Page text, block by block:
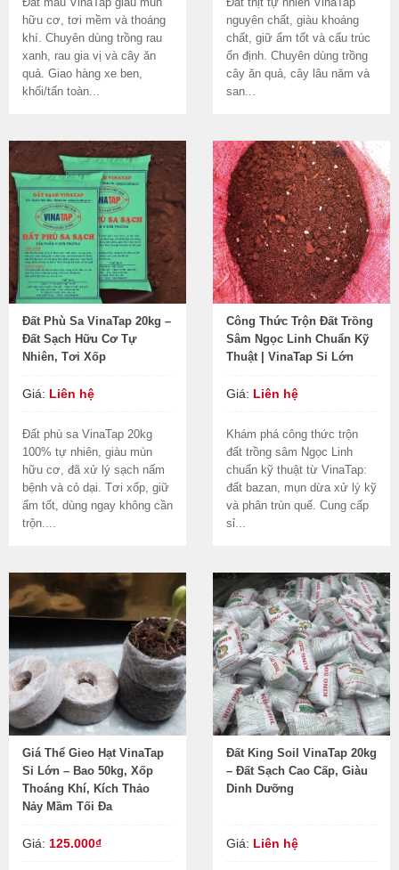
hữu cơ, tơi mềm và thoáng
khí. Chuyên dùng trồng rau
xanh, rau gia vị và cây ăn
quả. Giao hàng xe ben,
khối/tấn toàn...
nguyên chất, giàu khoáng
chất, giữ ẩm tốt và cấu trúc
ổn định. Chuyên dùng trồng
cây ăn quả, cây lâu năm và
san...
Đất Phù Sa VinaTap 20kg –
Đất Sạch Hữu Cơ Tự
Nhiên, Tơi Xốp
Giá: Liên hệ
Đất phù sa VinaTap 20kg
100% tự nhiên, giàu mùn
hữu cơ, đã xử lý sạch nấm
bệnh và cỏ dại. Tơi xốp, giữ
ẩm tốt, dùng ngay không cần
trộn....
Công Thức Trộn Đất Trồng
Sâm Ngọc Linh Chuẩn Kỹ
Thuật | VinaTap Sỉ Lớn
Giá: Liên hệ
Khám phá công thức trộn
đất trồng sâm Ngọc Linh
chuẩn kỹ thuật từ VinaTap:
đất bazan, mụn dừa xử lý kỹ
và phân trùn quế. Cung cấp
sỉ...
Giá Thể Gieo Hạt VinaTap
Sỉ Lớn – Bao 50kg, Xốp
Thoáng Khí, Kích Thảo
Nảy Mầm Tối Đa
Giá: 125.000₫
Đất King Soil VinaTap 20kg
– Đất Sạch Cao Cấp, Giàu
Dinh Dưỡng
Giá: Liên hệ